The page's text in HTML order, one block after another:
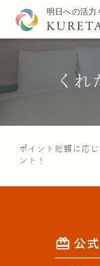
くれ
ポイント総額に応
ント！